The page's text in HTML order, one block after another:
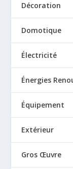
Décoration
Domotique
Électricité
Énergies
Équipement
Extérieur
Gros Œuvre